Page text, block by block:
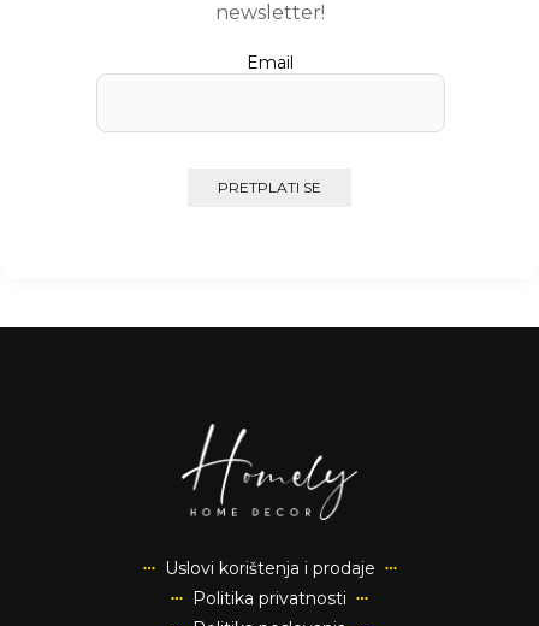
newsletter!
Email
Uslovi korištenja i prodaje
Politika privatnosti